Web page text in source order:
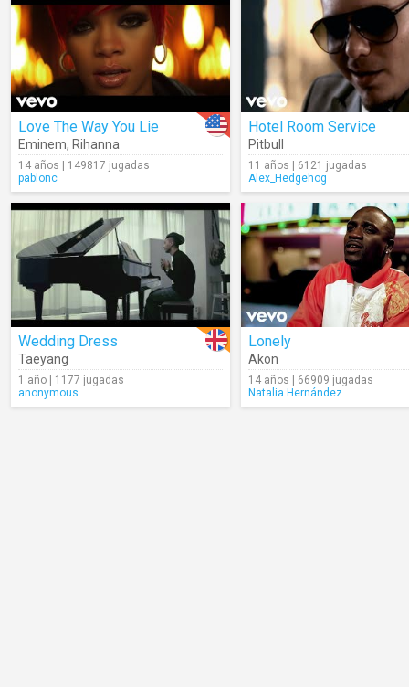
Love The Way You Lie
Eminem, Rihanna
14 años | 149817 jugadas
pablonc
Hotel Room Service
Pitbull
11 años | 6121 jugadas
Alex_Hedgehog
Wedding Dress
Taeyang
1 año | 1177 jugadas
anonymous
Lonely
Akon
14 años | 66909 jugadas
Natalia Hernández